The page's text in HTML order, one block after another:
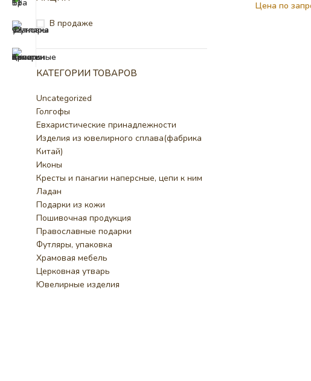
В продаже
КАТЕГОРИИ ТОВАРОВ
Uncategorized
Голгофы
Евхаристические принадлежности
Изделия из ювелирного сплава(фабрика
Китай)
Иконы
Кресты и панагии наперсные, цепи к ним
Ладан
Подарки из кожи
Пошивочная продукция
Православные подарки
Футляры, упаковка
Храмовая мебель
Церковная утварь
Ювелирные изделия
Цена по